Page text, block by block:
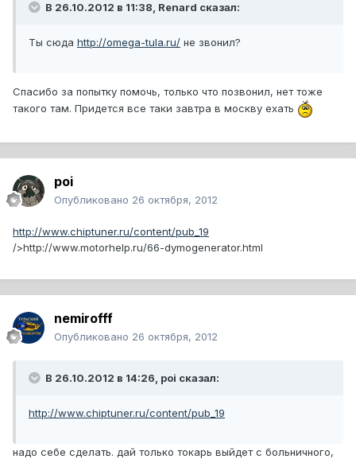
В 26.10.2012 в 11:38, Renard сказал:
Ты сюда http://omega-tula.ru/ не звонил?
Спасибо за попытку помочь, только что позвонил, нет тоже
такого там. Придется все таки завтра в москву ехать
poi
Опубликовано 26 октября, 2012
http://www.chiptuner.ru/content/pub_19
/>http://www.motorhelp.ru/66-dymogenerator.html
nemirofff
Опубликовано 26 октября, 2012
В 26.10.2012 в 14:26, poi сказал:
http://www.chiptuner.ru/content/pub_19
надо себе сделать. дай только токарь выйдет с больничного,